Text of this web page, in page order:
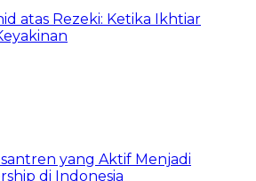
atas Rezeki: Ketika Ikhtiar
yang Aktif Menjadi
di Indonesia